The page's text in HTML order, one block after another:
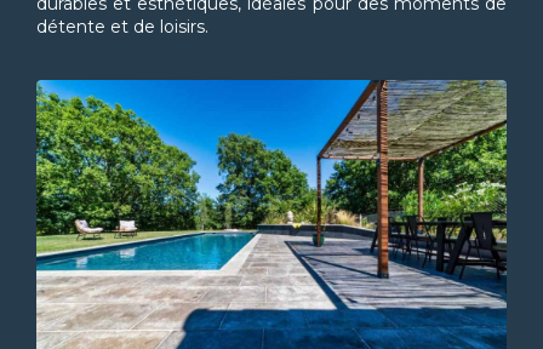
détente et de loisirs.